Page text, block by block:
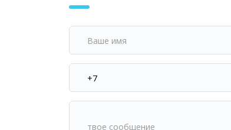
Ваше
Ваш
номер
телефона
твое